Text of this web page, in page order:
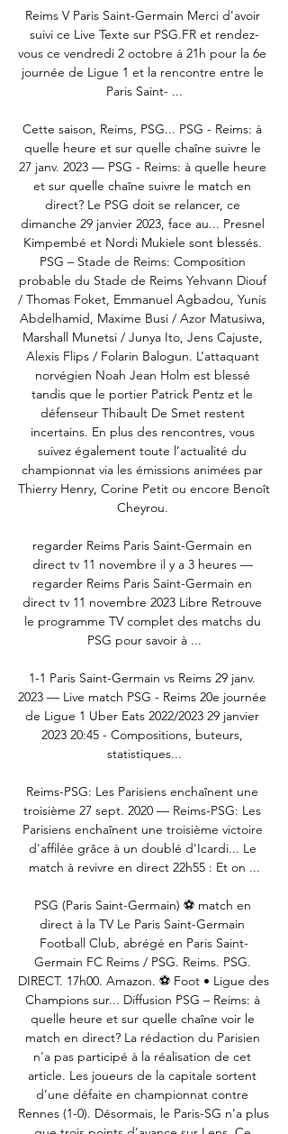
Reims V Paris Saint-Germain Merci d'avoir
suivi ce Live Texte sur PSG.FR et rendez-
vous ce vendredi 2 octobre à 21h pour la 6e
journée de Ligue 1 et la rencontre entre le
Paris Saint- ...
Cette saison, Reims, PSG... PSG - Reims: à
quelle heure et sur quelle chaîne suivre le
27 janv. 2023 — PSG - Reims: à quelle heure
et sur quelle chaîne suivre le match en
direct? Le PSG doit se relancer, ce
dimanche 29 janvier 2023, face au... Presnel
Kimpembé et Nordi Mukiele sont blessés.
PSG – Stade de Reims: Composition
probable du Stade de Reims Yehvann Diouf
/ Thomas Foket, Emmanuel Agbadou, Yunis
Abdelhamid, Maxime Busi / Azor Matusiwa,
Marshall Munetsi / Junya Ito, Jens Cajuste,
Alexis Flips / Folarin Balogun. L’attaquant
norvégien Noah Jean Holm est blessé
tandis que le portier Patrick Pentz et le
défenseur Thibault De Smet restent
incertains. En plus des rencontres, vous
suivez également toute l’actualité du
championnat via les émissions animées par
Thierry Henry, Corine Petit ou encore Benoît
Cheyrou.
regarder Reims Paris Saint-Germain en
direct tv 11 novembre il y a 3 heures —
regarder Reims Paris Saint-Germain en
direct tv 11 novembre 2023 Libre Retrouve
le programme TV complet des matchs du
PSG pour savoir à ...
1-1 Paris Saint-Germain vs Reims 29 janv.
2023 — Live match PSG - Reims 20e journée
de Ligue 1 Uber Eats 2022/2023 29 janvier
2023 20:45 - Compositions, buteurs,
statistiques...
Reims-PSG: Les Parisiens enchaînent une
troisième 27 sept. 2020 — Reims-PSG: Les
Parisiens enchaînent une troisième victoire
d'affilée grâce à un doublé d'Icardi... Le
match à revivre en direct 22h55 : Et on ...
PSG (Paris Saint-Germain) ⚽ match en
direct à la TV Le Paris Saint-Germain
Football Club, abrégé en Paris Saint-
Germain FC Reims / PSG. Reims. PSG.
DIRECT. 17h00. Amazon. ⚽ Foot • Ligue des
Champions sur... Diffusion PSG – Reims: à
quelle heure et sur quelle chaîne voir le
match en direct? La rédaction du Parisien
n'a pas participé à la réalisation de cet
article. Les joueurs de la capitale sortent
d’une défaite en championnat contre
Rennes (1-0). Désormais, le Paris-SG n’a plus